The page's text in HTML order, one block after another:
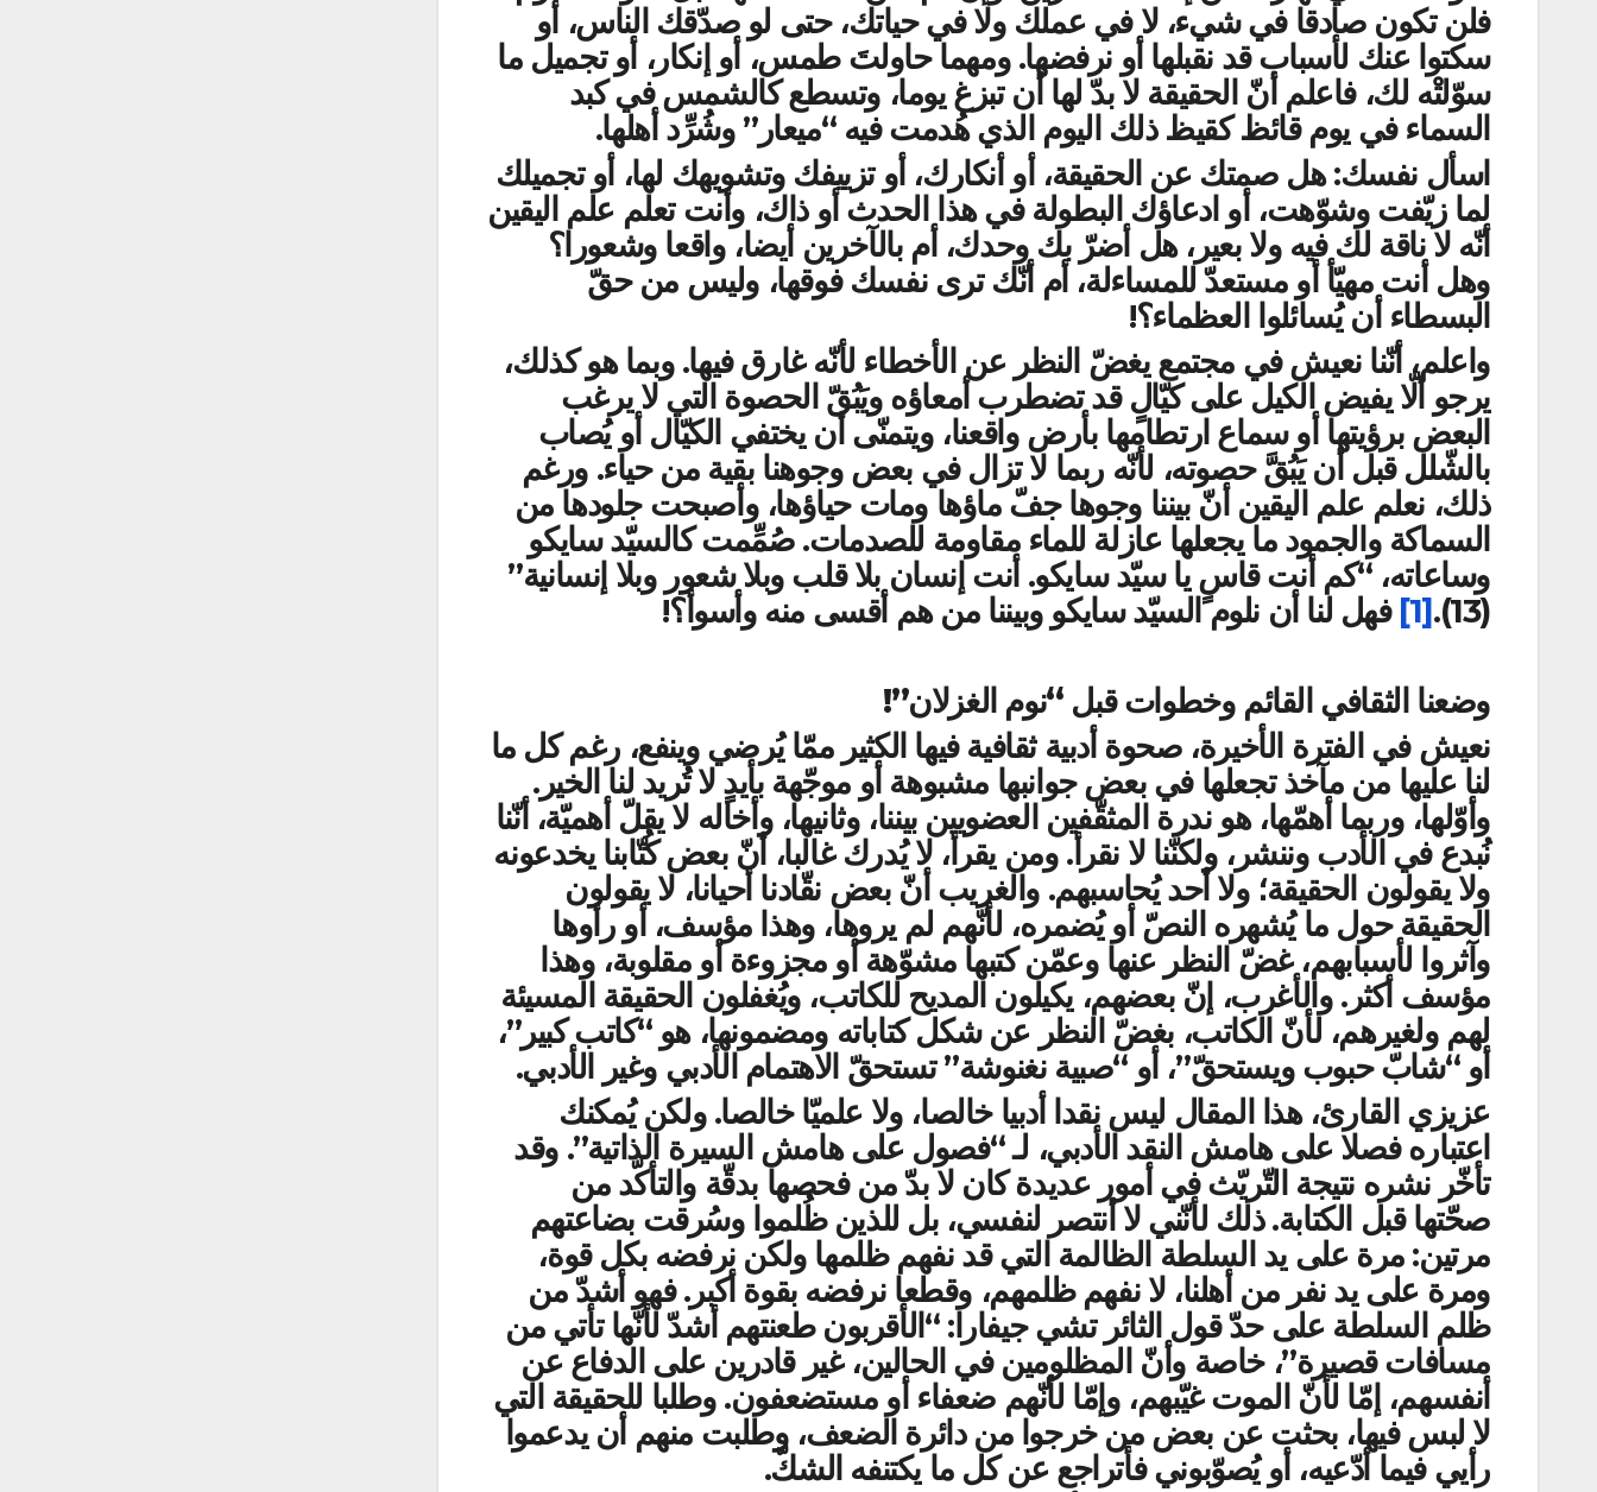
فلن تكون صادقا في شيء، لا في عملك ولا في حياتك، حتى لو صدّقك الناس، أو
سكتوا عنك لأسباب قد نقبلها أو نرفضها. ومهما حاولتَ طمس، أو إنكار، أو تجميل ما
سوّلتْه لك، فاعلم أنّ الحقيقة لا بدّ لها أن تبزغ يوما، وتسطع كالشمس في كبد
السماء في يوم قائظ كقيظ ذلك اليوم الذي هُدمت فيه “ميعار” وشُرِّد أهلها.
اسأل نفسك: هل صمتك عن الحقيقة، أو أنكارك، أو تزييفك وتشويهك لها، أو تجميلك
لما زيّفت وشوّهت، أو ادعاؤك البطولة في هذا الحدث أو ذاك، وأنت تعلم علم اليقين
أنّه لا ناقة لك فيه ولا بعير، هل أضرّ بك وحدك، أم بالآخرين أيضا، واقعا وشعورا؟
وهل أنت مهيّأ أو مستعدّ للمساءلة، أم أنّك ترى نفسك فوقها، وليس من حقّ
البسطاء أن يُسائلوا العظماء؟!
واعلم، أنّنا نعيش في مجتمع يغضّ النظر عن الأخطاء لأنّه غارق فيها. وبما هو كذلك،
يرجو ألّا يفيض الكيل على كيّالٍ قد تضطرب أمعاؤه ويَبُقّ الحصوة التي لا يرغب
البعض برؤيتها أو سماع ارتطامها بأرض واقعنا، ويتمنّى أن يختفي الكيّال أو يُصاب
بالشّلل قبل أن يَبُقَّ حصوته، لأنّه ربما لا تزال في بعض وجوهنا بقية من حياء. ورغم
ذلك، نعلم علم اليقين أنّ بيننا وجوها جفّ ماؤها ومات حياؤها، وأصبحت جلودها من
السماكة والجمود ما يجعلها عازلة للماء مقاومة للصدمات. صُمِّمت كالسيّد سايكو
وساعاته، “كم أنت قاسٍ يا سيّد سايكو. أنت إنسان بلا قلب وبلا شعور وبلا إنسانية”
(13).
[1] فهل لنا أن نلوم السيّد سايكو وبيننا من هم أقسى منه وأسوأ؟!
وضعنا الثقافي القائم وخطوات قبل “نوم الغزلان”!
نعيش في الفترة الأخيرة، صحوة أدبية ثقافية فيها الكثير ممّا يُرضي وينفع، رغم كل ما
لنا عليها من مآخذ تجعلها في بعض جوانبها مشبوهة أو موجّهة بأيدٍ لا تُريد لنا الخير.
وأوّلها، وربما أهمّها، هو ندرة المثقّفين العضويين بيننا، وثانيها، وأخاله لا يقلّ أهميّة، أنّنا
نُبدع في الأدب وننشر، ولكنّنا لا نقرأ. ومن يقرأ، لا يُدرك غالبا، أنّ بعض كُتّابنا يخدعونه
ولا يقولون الحقيقة؛ ولا أحد يُحاسبهم. والغريب أنّ بعض نقّادنا أحيانا، لا يقولون
الحقيقة حول ما يُشهره النصّ أو يُضمره، لأنّهم لم يروها، وهذا مؤسف، أو رأوها
وآثروا لأسبابهم، غضّ النظر عنها وعمّن كتبها مشوّهة أو مجزوءة أو مقلوبة، وهذا
مؤسف أكثر. والأغرب، إنّ بعضهم، يكيلون المديح للكاتب، ويُغفلون الحقيقة المسيئة
لهم ولغيرهم، لأنّ الكاتب، بغضّ النظر عن شكل كتاباته ومضمونها، هو “كاتب كبير”،
أو “شابّ حبوب ويستحقّ”، أو “صبية نغنوشة” تستحقّ الاهتمام الأدبي وغير الأدبي.
عزيزي القارئ، هذا المقال ليس نقدا أدبيا خالصا، ولا علميّا خالصا. ولكن يُمكنك
اعتباره فصلا على هامش النقد الأدبي، لـ “فصول على هامش السيرة الذاتية”. وقد
تأخّر نشره نتيجة التّريّث في أمور عديدة كان لا بدّ من فحصها بدقّة والتأكّد من
صحّتها قبل الكتابة. ذلك لأنّني لا أنتصر لنفسي، بل للذين ظُلموا وسُرقت بضاعتهم
مرتين: مرة على يد السلطة الظالمة التي قد نفهم ظلمها ولكن نرفضه بكل قوة،
ومرة على يد نفر من أهلنا، لا نفهم ظلمهم، وقطعا نرفضه بقوة أكبر. فهو أشدّ من
ظلم السلطة على حدّ قول الثائر تشي جيفارا: “الأقربون طعنتهم أشدّ لأنّها تأتي من
مسافات قصيرة”، خاصة وأنّ المظلومين في الحالين، غير قادرين على الدفاع عن
أنفسهم، إمّا لأنّ الموت غيّبهم، وإمّا لأنّهم ضعفاء أو مستضعفون. وطلبا للحقيقة التي
لا لبس فيها، بحثت عن بعض من خرجوا من دائرة الضعف، وطلبت منهم أن يدعموا
رأيي فيما أدّعيه، أو يُصوّبوني فأتراجع عن كل ما يكتنفه الشكّ.